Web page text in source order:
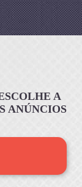
A
ANÚNCIOS